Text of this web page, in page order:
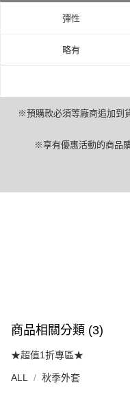
彈性
略有
※預購款必須等廠商追加到
※享有優惠活動的商品
商品相關分類 (3)
★超值1折專區★
ALL 秋季外套